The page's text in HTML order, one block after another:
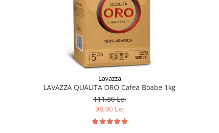
Lavazza
LAVAZZA QUALITA ORO Cafea Boabe 1kg
111,80 Lei
98,90 Lei